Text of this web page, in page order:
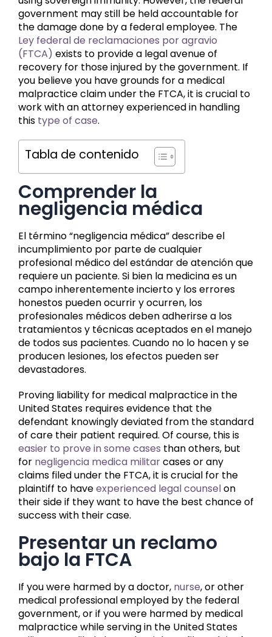
government may still be held accountable for
the damage done by a federal employee. The
Ley federal de reclamaciones por agravio
(FTCA) exists to provide a legal avenue of
recovery for those injured by the government. If
you believe you have grounds for a medical
malpractice claim under the FTCA, it is crucial to
work with an attorney experienced in handling
this type of case.
Tabla de contenido
Comprender la
negligencia médica
El término “negligencia médica” describe el
incumplimiento por parte de cualquier
profesional médico del estándar de atención que
requiere un paciente. Si bien la medicina es un
campo inherentemente incierto y los errores
honestos pueden ocurrir y ocurren, los
profesionales médicos deben adherirse a los
tratamientos y técnicas aceptados en el manejo
de todos sus pacientes. Cuando no lo hacen y se
producen lesiones, los efectos pueden ser
devastadores.
Proving liability for medical malpractice in the
United States requires evidence that the
defendant knowingly deviated from the standard
of care their patient required. Of course, this is
easier to prove in some cases than others, but
for negligencia medica militarcases or any
claims filed under the FTCA, it is crucial for the
plaintiff to haveexperienced legal counselon
their side if they want to have the best chance of
success with their case.
Presentar un reclamo
bajo la FTCA
If you were harmed by a doctor, nurse, or other
medical professional employed by the federal
government, or if you were harmed by medical
malpractice while serving in the United States